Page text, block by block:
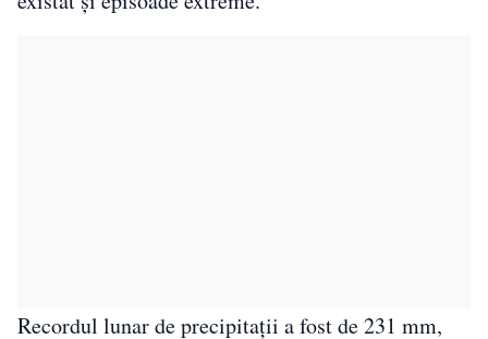
Recordul lunar de precipitații a fost de 231 mm,